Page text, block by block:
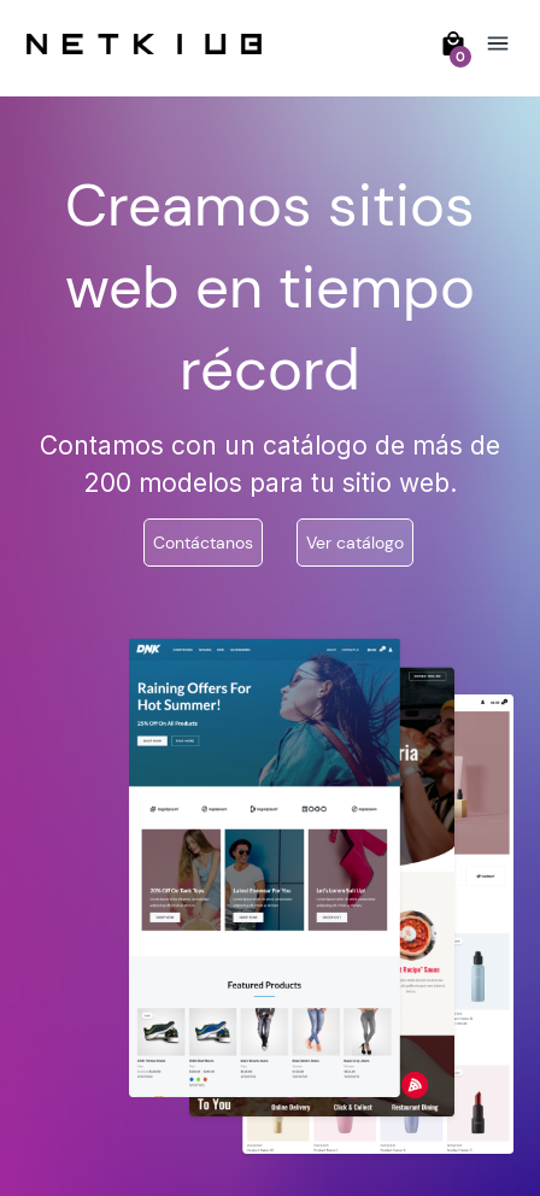
0
Creamos sitios
web en tiempo
récord
Contamos con un catálogo de más de
200 modelos para tu sitio web.
Contáctanos Ver catálogo